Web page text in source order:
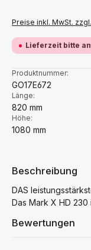
Preise inkl. MwSt.
Lieferzeit bitte
Produktnummer:
GO17E672
Länge:
820 mm
Höhe:
1080 mm
Beschreibung
DAS
Das Mark X HD
Bewertungen